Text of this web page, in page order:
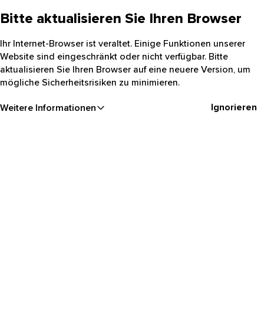
Bitte aktualisieren Sie Ihren Browser
Ihr Internet-Browser ist veraltet. Einige Funktionen unserer
Website sind eingeschränkt oder nicht verfügbar. Bitte
aktualisieren Sie Ihren Browser auf eine neuere Version, um
mögliche Sicherheitsrisiken zu minimieren.
Weitere Informationen Ignorieren